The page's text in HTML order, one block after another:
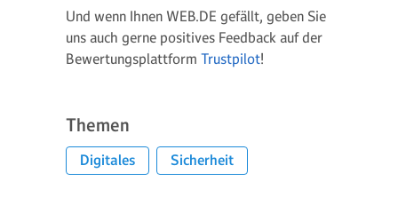
Und wenn Ihnen WEB.DE gefällt, geben Sie
uns auch gerne positives Feedback auf der
Bewertungsplattform Trustpilot!
Themen
Digitales Sicherheit